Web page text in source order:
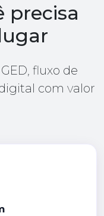
precisa
fluxo de
com valor